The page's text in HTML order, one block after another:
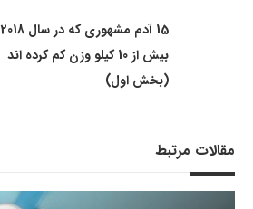
15 آدم مشهوری که در سال 2018
بیش از 10 کیلو وزن کم کرده اند
(بخش اول)
مقالات مرتبط